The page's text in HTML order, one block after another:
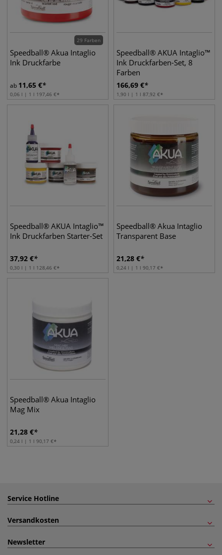
29 Farben
Speedball® Akua Intaglio
Ink Druckfarbe
ab 11,65 €
0,06 l | 1 l 197,46 €
Speedball® AKUA Intaglio™
Ink Druckfarben-Set, 8
Farben
166,69 €
1,90 l | 1 l 87,92 €
Speedball® AKUA Intaglio™
Ink Druckfarben Starter-Set
37,92 €
0,30 l | 1 l 128,46 €
Speedball® Akua Intaglio
Transparent Base
21,28 €
0,24 l | 1 l 90,17 €
Speedball® Akua Intaglio
Mag Mix
21,28 €
0,24 l | 1 l 90,17 €
Service Hotline
Versandkosten
Newsletter